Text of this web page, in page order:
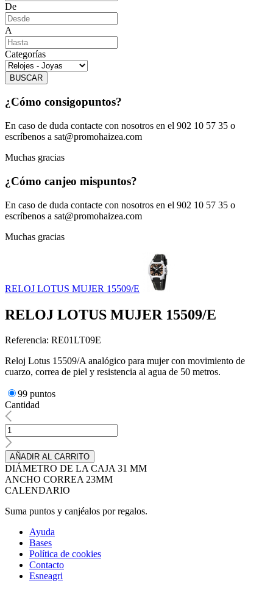
De
A
Categorías
BUSCAR
¿Cómo consigopuntos?
En caso de duda contacte con nosotros en el 902 10 57 35 o
escríbenos a sat@promohaizea.com
Muchas gracias
¿Cómo canjeo mispuntos?
En caso de duda contacte con nosotros en el 902 10 57 35 o
escríbenos a sat@promohaizea.com
Muchas gracias
RELOJ LOTUS MUJER 15509/E
RELOJ LOTUS MUJER 15509/E
Referencia: RE01LT09E
Reloj Lotus 15509/A analógico para mujer con movimiento de
cuarzo, correa de piel y resistencia al agua de 50 metros.
99 puntos
Cantidad
AÑADIR AL CARRITO
DIÁMETRO DE LA CAJA 31 MM
ANCHO CORREA 23MM
CALENDARIO
Suma puntos y canjéalos por regalos.
Ayuda
Bases
Política de cookies
Contacto
Esneagri